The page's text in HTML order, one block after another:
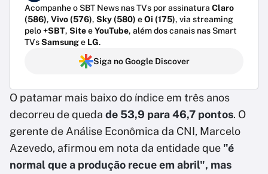
Acompanhe o SBT News nas TVs por assinatura Claro
(586), Vivo (576), Sky (580) eOi (175), via streaming
pelo+SBT, SiteeYouTube, além dos canais nas Smart
TVsSamsunge LG.
Siga no Google Discover
O patamar mais baixo do índice em três anos
decorreu de queda de 53,9 para 46,7 pontos. O
gerente de Análise Econômica da CNI, Marcelo
Azevedo, afirmou em nota da entidade que "é
normal que a produção recue em abril", mas